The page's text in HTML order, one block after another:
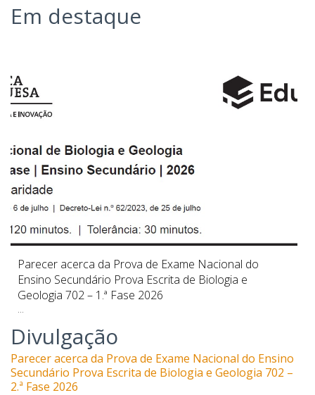
Em destaque
Parecer acerca da Prova de Exame Nacional do
Ensino Secundário Prova Escrita de Biologia e
Geologia 702 – 1.ª Fase 2026
...
Divulgação
Parecer acerca da Prova de Exame Nacional do Ensino
Secundário Prova Escrita de Biologia e Geologia 702 –
2.ª Fase 2026